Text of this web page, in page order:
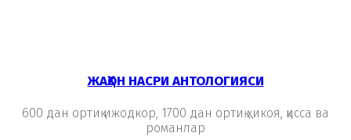
ЖАҲОН НАСРИ АНТОЛОГИЯСИ
600 дан ортиқ ижодкор, 1700 дан ортиқ ҳикоя, қисса ва
романлар